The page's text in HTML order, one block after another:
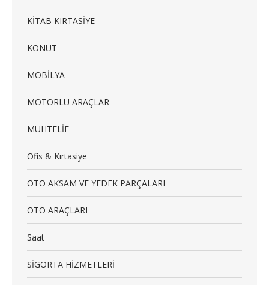
KİTAB KIRTASİYE
KONUT
MOBİLYA
MOTORLU ARAÇLAR
MUHTELİF
Ofis & Kırtasiye
OTO AKSAM VE YEDEK PARÇALARI
OTO ARAÇLARI
Saat
SİGORTA HİZMETLERİ